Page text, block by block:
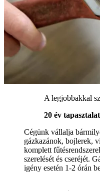
A legjobbakkal
20 év
Cégünk vállalja
gázkazánok, bojlerek,
komplett
szerelését és cseréjét.
igény esetén 1-2 órán